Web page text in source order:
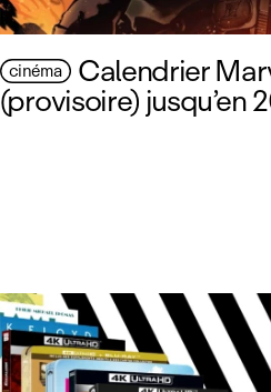
cinéma Calendrier
(provisoire) jusqu’en